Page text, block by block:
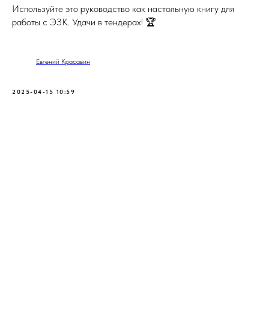
Используйте это руководство как настольную книгу для
работы с ЭЗК. Удачи в тендерах! 🏆
Евгений Красавин
2025-04-15 10:59